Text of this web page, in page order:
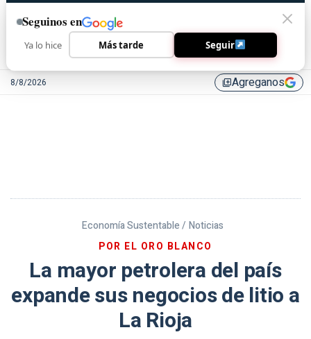
8/8/2026 library_addAgreganos
Economía Sustentable / Noticias
POR EL ORO BLANCO
La mayor petrolera del país
expande sus negocios de litio a
La Rioja
Seguinos en
Ya lo hice Más tarde Seguir